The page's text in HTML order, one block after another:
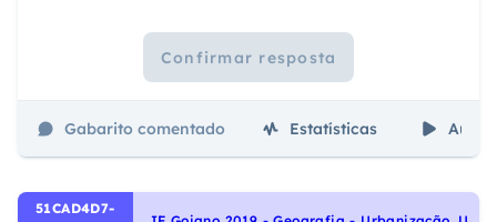
Confirmar resposta
Gabarito comentado Estatísticas Aulas
51CAD4D7-